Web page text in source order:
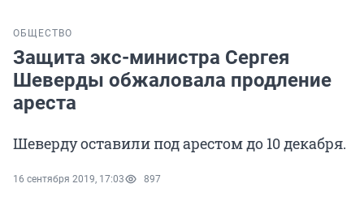
ОБЩЕСТВО
Защита экс-министра Сергея
Шеверды обжаловала продление
ареста
Шеверду оставили под арестом до 10 декабря.
16 сентября 2019, 17:03 897